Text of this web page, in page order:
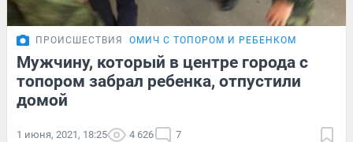
ПРОИСШЕСТВИЯ ОМИЧ С ТОПОРОМ И РЕБЕНКОМ
Мужчину, который в центре города с
топором забрал ребенка, отпустили
домой
1 июня, 2021, 18:25 4 626 7